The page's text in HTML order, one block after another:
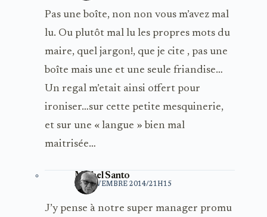
Pas une boîte, non non vous m’avez mal
lu. Ou plutôt mal lu les propres mots du
maire, quel jargon!, que je cite , pas une
boîte mais une et une seule friandise…
Un regal m’etait ainsi offert pour
ironiser…sur cette petite mesquinerie,
et sur une « langue » bien mal
maitrisée…
Michel Santo
21 NOVEMBRE 2014/21H15
J’y pense à notre super manager promu